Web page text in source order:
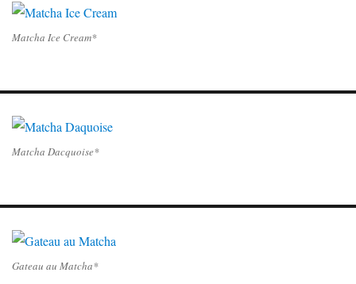
Matcha Ice Cream*
Matcha Dacquoise*
Gateau au Matcha*